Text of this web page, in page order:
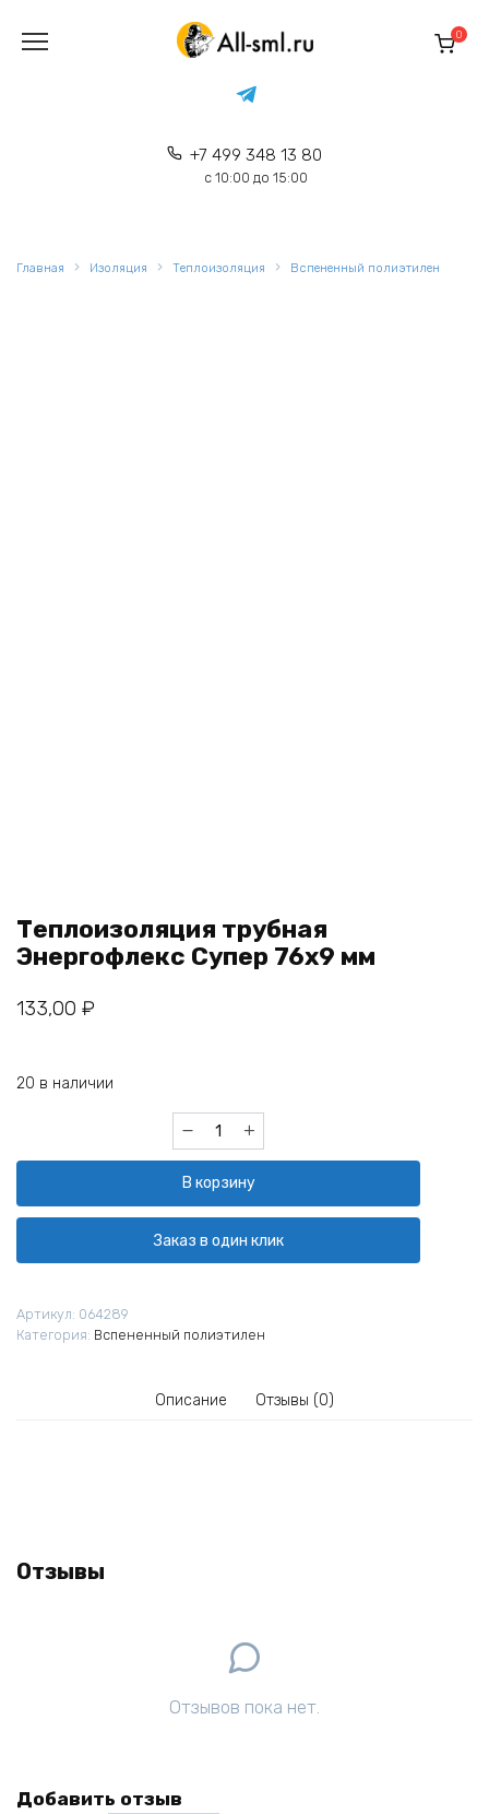
содержанию
+7 499 348 13 80
с 10:00 до 15:00
0
Главная Изоляция Теплоизоляция Вспененный полиэтилен
Теплоизоляция трубная
Энергофлекс Супер 76х9 мм
133,00 ₽
20 в наличии
Количество
товара
трубная
Энергофлекс
Супер
76х9
В корзину
Заказ в один клик
Артикул: 064289
Категория: Вспененный полиэтилен
Описание Отзывы (0)
Отзывы
Отзывов пока нет.
Добавить отзыв